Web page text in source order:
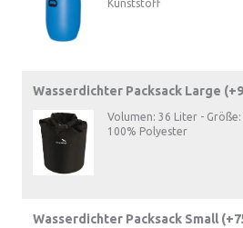
Kunststoff
Wasserdichter Packsack Large (+
Volumen: 36 Liter -
100% Polyester
Wasserdichter Packsack Small (+